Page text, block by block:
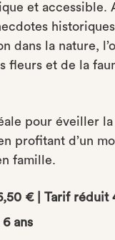
et accessible.
dans la nature,
fleurs et de la
pour éveiller
profitant d’un
famille.
€ | Tarif réduit
ans